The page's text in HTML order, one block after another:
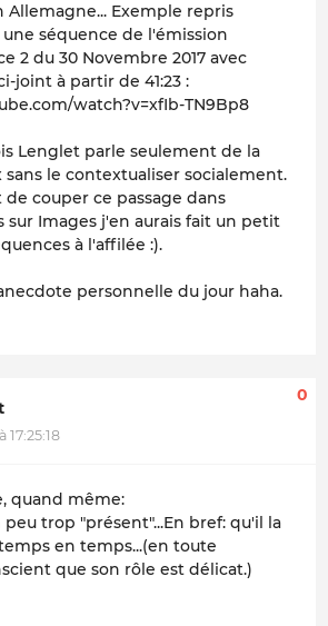
Allemagne... Exemple repris
séquence de l'émission
2 du 30 Novembre 2017 avec
joint à partir de 41:23 :
watch?v=xfIb-TN9Bp8
Lenglet parle seulement de la
le contextualiser socialement.
de couper ce passage dans
sur Images j'en aurais fait un petit
à l'affilée :).
personnelle du jour haha.
17:25:18
0
quand même:
peu trop "présent"...En bref: qu'il la
en temps...(en toute
que son rôle est délicat.)